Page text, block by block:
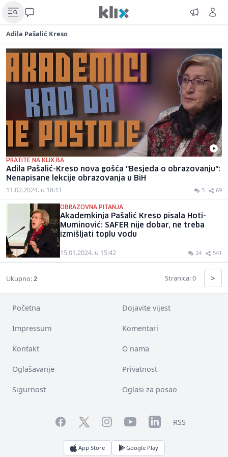
Adila Pašalić Kreso
PRATITE NA KLIX.BA
Adila Pašalić-Kreso nova gošća "Besjeda o obrazovanju":
Nenapisane lekcije obrazovanja u BiH
11.02.2024. u 18:11 5 69
OBRAZOVNA PITANJA
Akademkinja Pašalić Kreso pisala Hoti-
Muminović: SAFER nije dobar, ne treba
izmišljati toplu vodu
15.01.2024. u 15:42 24 541
Ukupno:2 Stranica: 0 >
Početna Dojavite vijest
Impressum Komentari
Kontakt O nama
Oglašavanje Privatnost
Sigurnost Oglasi za posao
FacebookTwitterInstagramYouTubeLinkedInRSS
App Store Google Play